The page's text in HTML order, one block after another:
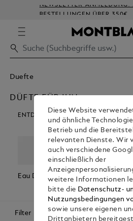
NEWSLETTER-ANMELDUNG:
BESTELLUNGEN ÜBER 350€
Duefte
DÜFTE FÜR IHN
ENTDECKEN SIE UNSERE
Eau De Parfum
Eau De
Toilette
Filter
Diese Website
und ähnliche
Betrieb und die
relevanten Dienste. Wir
auch verschiedene
einschließlich der
weitere Informationen
bitte die Datenschutz-
Nutzungsbedingungen
sowie unsere eigenen
Drittanbietern